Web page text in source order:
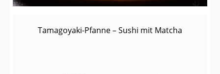
Tamagoyaki-Pfanne – Sushi mit Matcha